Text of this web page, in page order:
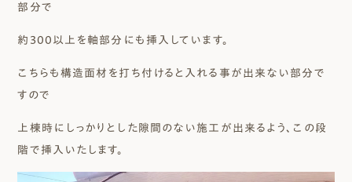
部分で
約300以上を軸部分にも挿入しています。
こちらも構造面材を打ち付けると入れる事が出来ない部分で
すので
上棟時にしっかりとした隙間のない施工が出来るよう、この段
階で挿入いたします。